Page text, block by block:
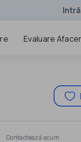
Evaluare
Contactează acum